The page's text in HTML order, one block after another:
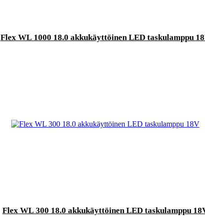
Flex WL 1000 18.0 akkukäyttöinen LED taskulamppu
Flex WL 300 18.0 akkukäyttöinen LED taskulamppu